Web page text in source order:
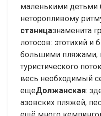
маленькими детьми
неторопливому
станицазнаменита
лотосов: этотихий и
большими пляжами,
туристического
весь необходимый
ещеДолжанская:
азовских пляжей,